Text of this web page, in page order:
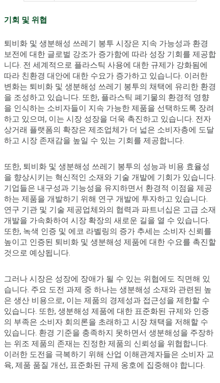
기회 및 위협
퇴비화 및 생분해성 쓰레기 봉투 시장은 지속 가능성과 환경
보전에 대한 글로벌 강조가 증가함에 따라 성장 기회를 제공합
니다. 전 세계적으로 플라스틱 사용에 대한 규제가 강화됨에
따라 친환경 대안에 대한 수요가 증가하고 있습니다. 이러한
변화는 퇴비화 및 생분해성 쓰레기 봉투의 채택에 유리한 환경
을 조성하고 있습니다. 또한, 플라스틱 폐기물의 환경적 영향
을 인식하는 소비자들이 지속 가능한 제품을 선택하도록 장려
하고 있으며, 이는 시장 성장을 더욱 촉진하고 있습니다. 전자
상거래 플랫폼의 확장은 제조업체가 더 넓은 소비자층에 도달
하고 시장 존재감을 높일 수 있는 기회를 제공합니다.
또한, 퇴비화 및 생분해성 쓰레기 봉투의 성능과 비용 효율성
을 향상시키는 혁신적인 소재와 기술 개발에 기회가 있습니다.
기업들은 내구성과 기능성을 유지하면서 환경적 이점을 제공
하는 제품을 개발하기 위해 연구 개발에 투자하고 있습니다.
연구 기관 및 기술 제공업체와의 협력과 파트너십은 고급 소재
개발을 가속화하여 시장 확장의 새로운 길을 열 수 있습니다.
또한, 녹색 인증 및 에코 라벨링의 증가 추세는 소비자 신뢰를
높이고 인증된 퇴비화 및 생분해성 제품에 대한 수요를 촉진할
것으로 예상됩니다.
그러나 시장은 성장에 장애가 될 수 있는 위협에도 직면해 있
습니다. 주요 도전 과제 중 하나는 생분해성 소재와 관련된 높
은 생산 비용으로, 이는 제품의 경제성과 접근성을 제한할 수
있습니다. 또한, 생분해성 제품에 대한 표준화된 규제와 인증
의 부족은 소비자 회의론을 초래하고 시장 채택을 저해할 수
있습니다. 환경 기준을 충족하지 못하면서 생분해성을 주장하
는 위조 제품의 존재는 진정한 제품의 신뢰성을 위협합니다.
이러한 도전을 극복하기 위해 산업 이해관계자들은 소비자 교
육, 제품 품질 개선, 표준화된 규제 옹호에 집중해야 합니다.